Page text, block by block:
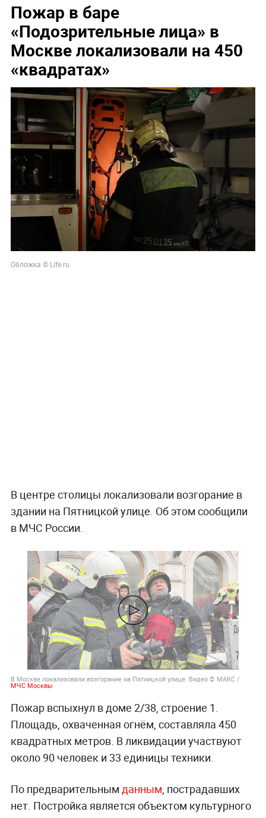
Пожар в баре
«Подозрительные лица» в
Москве локализовали на 450
«квадратах»
Обложка © Life.ru
В центре столицы локализовали возгорание в
здании на Пятницкой улице. Об этом сообщили
в МЧС России.
В Москве локализовали возгорание на Пятницкой улице. Видео © МАКС /
МЧС Москвы
Пожар вспыхнул в доме 2/38, строение 1.
Площадь, охваченная огнём, составляла 450
квадратных метров. В ликвидации участвуют
около 90 человек и 33 единицы техники.
По предварительным данным, пострадавших
нет. Постройка является объектом культурного